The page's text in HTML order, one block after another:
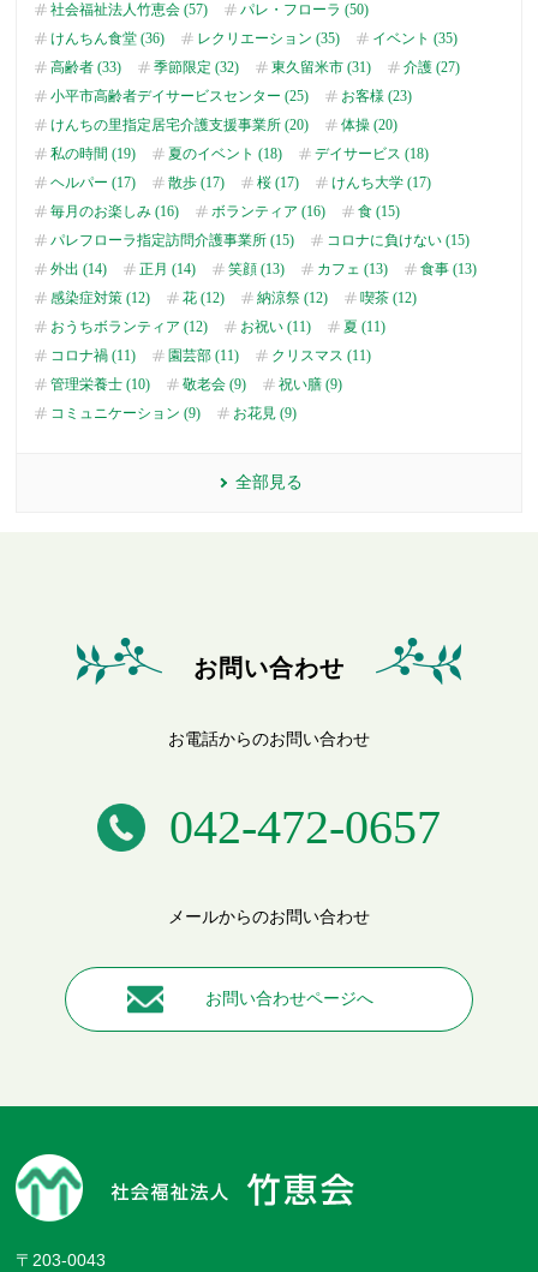
社会福祉法人竹恵会 (57)
パレ・フローラ (50)
けんちん食堂 (36)
レクリエーション (35)
イベント (35)
高齢者 (33)
季節限定 (32) 東久留米市 (31)
介護 (27)
小平市高齢者デイサービスセンター (25)
お客様 (23)
けんちの里指定居宅介護支援事業所 (20)
体操 (20)
私の時間 (19)
夏のイベント (18)
デイサービス (18)
ヘルパー (17)
散歩 (17) 桜 (17)
けんち大学 (17)
毎月のお楽しみ (16)
ボランティア (16)
食 (15)
パレフローラ指定訪問介護事業所 (15)
コロナに負けない (15)
外出 (14)
正月 (14) 笑顔 (13) カフェ (13)
食事 (13)
感染症対策 (12)
花 (12) 納涼祭 (12)
喫茶 (12)
おうちボランティア (12)
お祝い (11)
夏 (11)
コロナ禍 (11)
園芸部 (11)
クリスマス (11)
管理栄養士 (10)
敬老会 (9)
祝い膳 (9)
コミュニケーション (9)
お花見 (9)
全部見る
お問い合わせ
お電話からのお問い合わせ
042-472-0657
メールからのお問い合わせ
お問い合わせページへ
〒203-0043